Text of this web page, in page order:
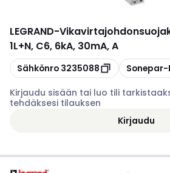
LEGRAND-
1L+N, C6, 6kA, 30mA, A
Kopioi
Sähkönro 3235088 Kopioi
Sonepar-
Kirjaudu sisään tai luo tili
tehdäksesi tilauksen
Kirjaudu